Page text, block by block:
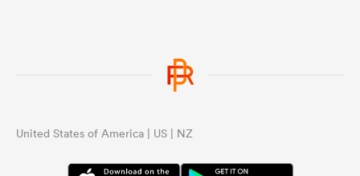
United States of America | US | NZ